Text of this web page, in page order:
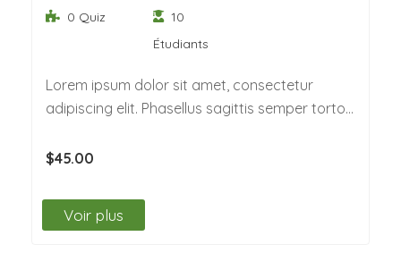
0 Quiz
10
Étudiants
Lorem ipsum dolor sit amet, consectetur
adipiscing elit. Phasellus sagittis semper tortor.
$45.00
Voir plus